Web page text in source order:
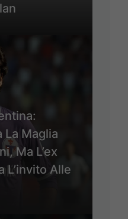
La Maglia
Ma L’ex
L’invito Alle